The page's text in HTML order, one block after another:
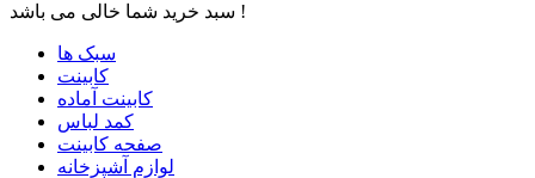
سبد خرید شما خالی می باشد !
سبک ها
کابینت
کابینت آماده
کمد لباس
صفحه کابینت
لوازم آشپزخانه